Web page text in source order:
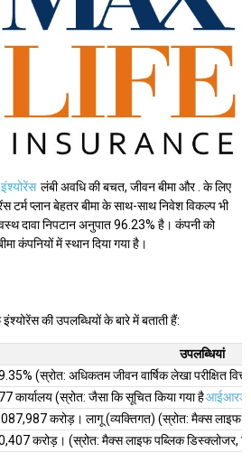
इंश्योरेंस लंबी अवधि की बचत, जीवन बीमा और . के लिए
टर्म प्लान बेहतर बीमा के साथ-साथ निवेश विकल्प भी
दावा निपटान अनुपात 96.23% है। कंपनी को
कंपनियों में स्थान दिया गया है।
की उपलब्धियों के बारे में बताती हैं:
उपलब्धियां
(स्रोत: अधिकतम जीवन वार्षिक लेखा परीक्षित
कार्यालय (स्रोत: जैसा कि सूचित किया गया है
करोड़। लागू (व्यक्तिगत) (स्रोत: मैक्स लाइफ
करोड़। (स्रोत: मैक्स लाइफ पब्लिक डिस्क्लोजर,